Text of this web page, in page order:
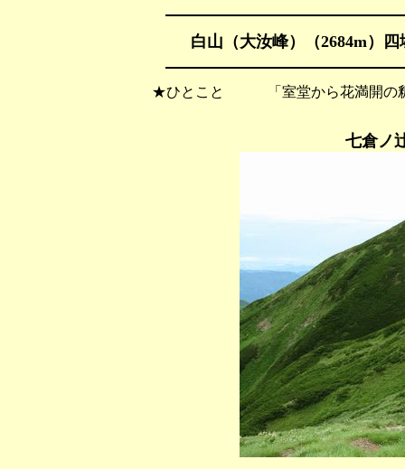
白山（大汝峰）（2684m）
★ひとこと 「室堂から花満開の釈
七倉ノ